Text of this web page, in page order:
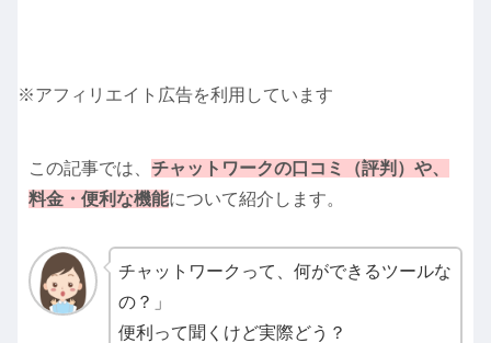
※アフィリエイト広告を利用しています
この記事では、 チャットワークの口コミ（評判）や、
料金・便利な機能について紹介します。
チャットワークって、何ができるツールな
の？」
便利って聞くけど実際どう？